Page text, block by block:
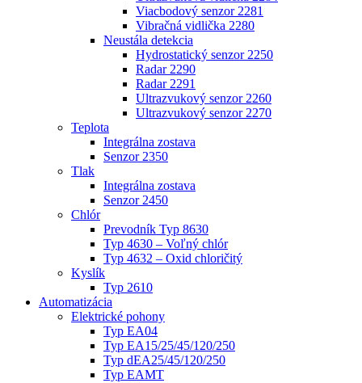
Viacbodový senzor 2281
Vibračná vidlička 2280
Neustála detekcia
Hydrostatický senzor 2250
Radar 2290
Radar 2291
Ultrazvukový senzor 2260
Ultrazvukový senzor 2270
Teplota
Integrálna zostava
Senzor 2350
Tlak
Integrálna zostava
Senzor 2450
Chlór
Prevodník Typ 8630
Typ 4630 – Voľný chlór
Typ 4632 – Oxid chloričitý
Kyslík
Typ 2610
Automatizácia
Elektrické pohony
Typ EA04
Typ EA15/25/45/120/250
Typ dEA25/45/120/250
Typ EAMT